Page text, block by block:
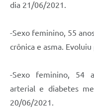
dia 21/06/2021.
-Sexo feminino, 55
crônica e asma.
-Sexo feminino, 54
arterial e diabetes
20/06/2021.